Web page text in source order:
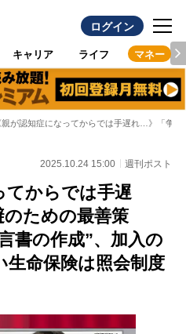
ログイン
キャリア ライフ マネー
親が認知症になってからでは手遅れ…》「争
2025.10.24 15:00 週刊ポスト
てからでは手遅
ための最善策
書の作成”、加入の
命保険は照会制度